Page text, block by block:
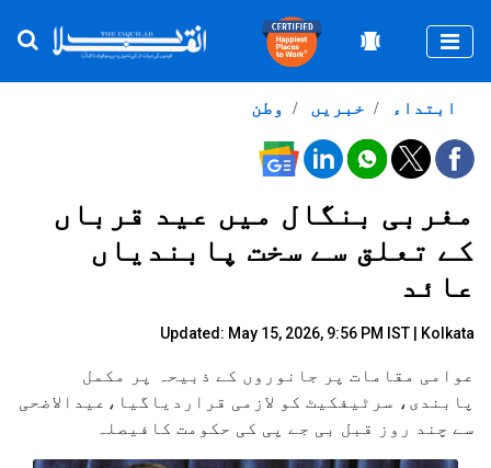
وطن خبریں ابتداء
مغربی بنگال میں عید قرباں
کے تعلق سے سخت پابندیاں
عائد
Updated: May 15, 2026, 9:56 PM IST | Kolkata
عوامی مقامات پر جانوروں کے ذبیحہ پر مکمل
پابندی، سرٹیفکیٹ کو لازمی قراردیاگیا،عیدالاضحی
سے چند روز قبل بی جے پی کی حکومت کافیصلہ